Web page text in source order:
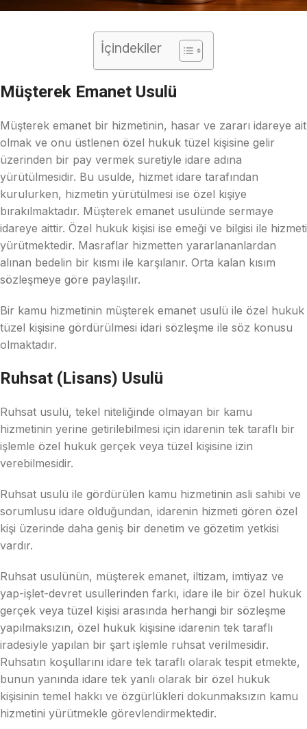
İçindekiler
Müşterek Emanet Usulü
Müşterek emanet bir hizmetinin, hasar ve zararı idareye ait
olmak ve onu üstlenen özel hukuk tüzel kişisine gelir
üzerinden bir pay vermek suretiyle idare adına
yürütülmesidir. Bu usulde, hizmet idare tarafından
kurulurken, hizmetin yürütülmesi ise özel kişiye
bırakılmaktadır. Müşterek emanet usulünde sermaye
idareye aittir. Özel hukuk kişisi ise emeği ve bilgisi ile hizmeti
yürütmektedir. Masraflar hizmetten yararlananlardan
alınan bedelin bir kısmı ile karşılanır. Orta kalan kısım
sözleşmeye göre paylaşılır.
Bir kamu hizmetinin müşterek emanet usulü ile özel hukuk
tüzel kişisine gördürülmesi idari sözleşme ile söz konusu
olmaktadır.
Ruhsat (Lisans) Usulü
Ruhsat usulü, tekel niteliğinde olmayan bir kamu
hizmetinin yerine getirilebilmesi için idarenin tek taraflı bir
işlemle özel hukuk gerçek veya tüzel kişisine izin
verebilmesidir.
Ruhsat usulü ile gördürülen kamu hizmetinin asli sahibi ve
sorumlusu idare olduğundan, idarenin hizmeti gören özel
kişi üzerinde daha geniş bir denetim ve gözetim yetkisi
vardır.
Ruhsat usulünün, müşterek emanet, iltizam, imtiyaz ve
yap-işlet-devret usullerinden farkı, idare ile bir özel hukuk
gerçek veya tüzel kişisi arasında herhangi bir sözleşme
yapılmaksızın, özel hukuk kişisine idarenin tek taraflı
iradesiyle yapılan bir şart işlemle ruhsat verilmesidir.
Ruhsatın koşullarını idare tek taraflı olarak tespit etmekte,
bunun yanında idare tek yanlı olarak bir özel hukuk
kişisinin temel hakkı ve özgürlükleri dokunmaksızın kamu
hizmetini yürütmekle görevlendirmektedir.